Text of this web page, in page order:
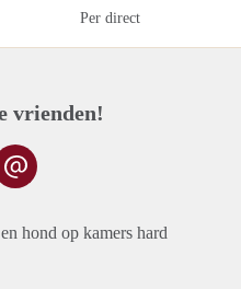
Per direct
vrienden!
hond op kamers hard